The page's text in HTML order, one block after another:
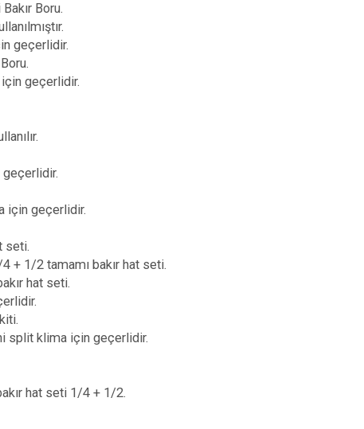
Boru.
geçerlidir.
geçerlidir.
için geçerlidir.
seti.
+ 1/2 tamamı bakır hat seti.
hat seti.
split klima için geçerlidir.
hat seti 1/4 + 1/2.